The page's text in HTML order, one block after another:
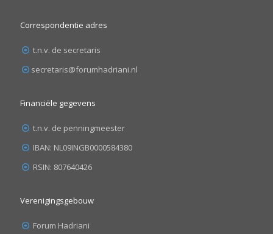
Correspondentie adres
t.n.v. de secretaris
secretaris@forumhadriani.nl
Financiële gegevens
t.n.v. de penningmeester
IBAN: NL09INGB0000584380
RSIN: 807640426
Verenigingsgebouw
Forum Hadriani